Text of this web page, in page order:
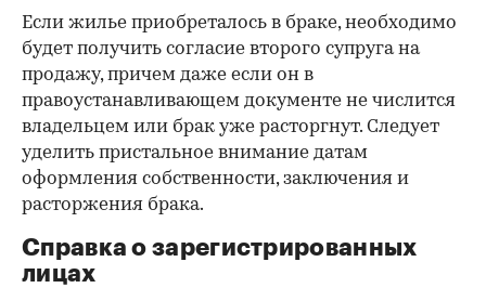
Если жилье приобреталось в браке, необходимо
будет получить согласие второго супруга на
продажу, причем даже если он в
правоустанавливающем документе не числится
владельцем или брак уже расторгнут. Следует
уделить пристальное внимание датам
оформления собственности, заключения и
расторжения брака.
Справка о зарегистрированных
лицах